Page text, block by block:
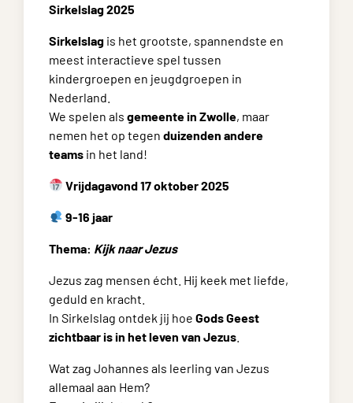
Sirkelslag 2025
Sirkelslag is het grootste, spannendste en
meest interactieve spel tussen
kindergroepen en jeugdgroepen in
Nederland.
We spelen als gemeente in Zwolle, maar
nemen het op tegen duizenden andere
teams in het land!
Vrijdagavond 17 oktober 2025
9-16 jaar
Thema: Kijk naar Jezus
Jezus zag mensen écht. Hij keek met liefde,
geduld en kracht.
In Sirkelslag ontdek jij hoe Gods Geest
zichtbaar is in het leven van Jezus
Wat zag Johannes als leerling van Jezus
allemaal aan Hem?